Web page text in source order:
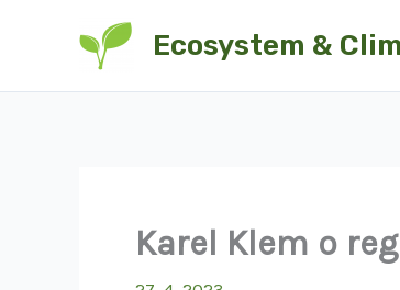
Ecosystem &
Karel Klem o